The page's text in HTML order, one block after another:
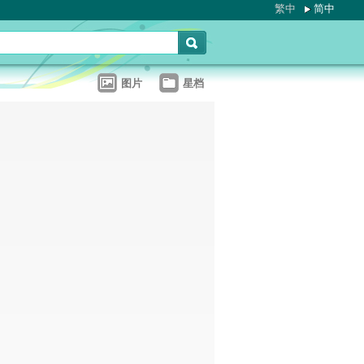
繁中 简中
图片 星档